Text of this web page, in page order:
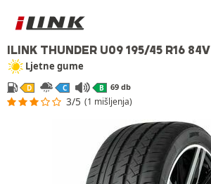
ILINK THUNDER U09 195/45 R16 84V
Ljetne gume
D C B 69 db
3/5 (1 mišljenja)